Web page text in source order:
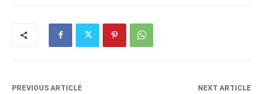
PREVIOUS ARTICLE NEXT ARTICLE